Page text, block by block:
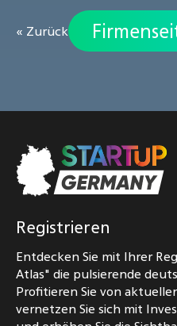
« Zurück
Registrieren
Entdecken Sie mit Ihrer
Atlas" die pulsierende
Profitieren Sie von
vernetzen Sie sich mit